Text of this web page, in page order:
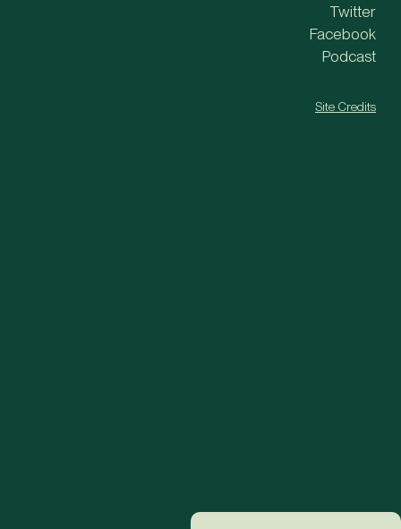
Twitter
Facebook
Podcast
Site Credits